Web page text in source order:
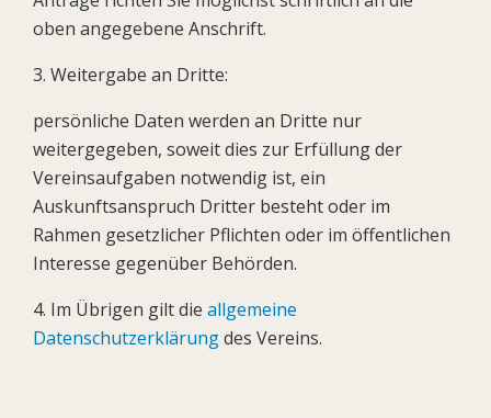
oben angegebene Anschrift.
3. Weitergabe an Dritte:
persönliche Daten werden an Dritte nur
weitergegeben, soweit dies zur Erfüllung der
Vereinsaufgaben notwendig ist, ein
Auskunftsanspruch Dritter besteht oder im
Rahmen gesetzlicher Pflichten oder im öffentlichen
Interesse gegenüber Behörden.
4. Im Übrigen gilt die allgemeine
Datenschutzerklärungdes Vereins.